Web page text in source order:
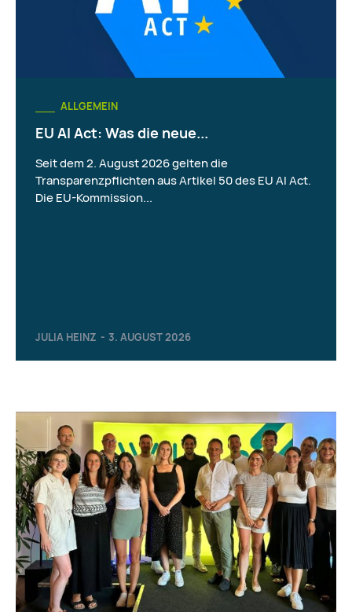
ALLGEMEIN
EU AI Act: Was die neue...
JULIA HEINZ - 3. AUGUST 2026
Seit dem 2. August 2026 gelten die
Transparenzpflichten aus Artikel 50 des EU AI Act.
Die EU-Kommission...